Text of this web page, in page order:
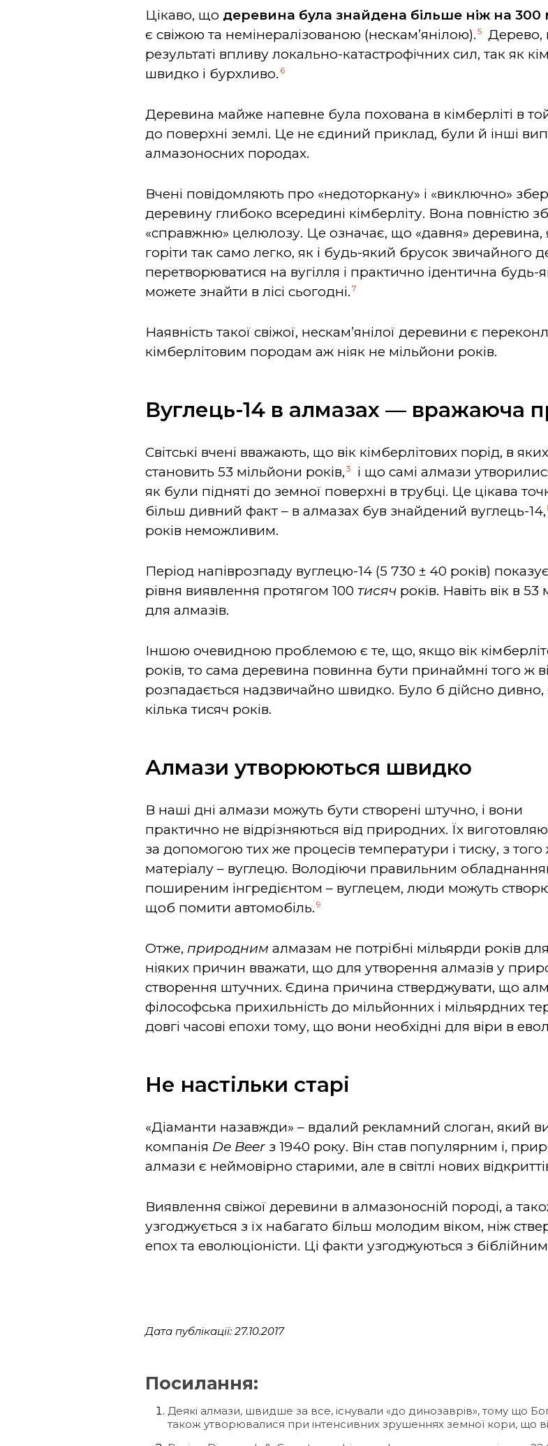
Цікаво, що деревина була знайдена більше ніж на
є свіжою та немінералізованою (нескам’янілою). 5 Дерево,
результаті впливу локально-катастрофічних сил, так як
швидко і бурхливо. 6
Деревина майже напевне була похована в кімберліті в
до поверхні землі. Це не єдиний приклад, були й інші
алмазоносних породах.
Вчені повідомляють про «недоторкану» і «виключно»
деревину глибоко всередині кімберліту. Вона повністю
«справжню» целюлозу. Це означає, що «давня» деревина,
горіти так само легко, як і будь-який брусок звичайного
перетворюватися на вугілля і практично ідентична
можете знайти в лісі сьогодні. 7
Наявність такої свіжої, нескам’янілої деревини є
кімберлітовим породам аж ніяк не мільйони років.
Вуглець-14 в алмазах — вражаюча
Світські вчені вважають, що вік кімберлітових порід, в
становить 53 мільйони років, 3
і що самі алмази
як були підняті до земної поверхні в трубці. Це цікава
більш дивний факт – в алмазах був знайдений вуглець-14,
років неможливим.
Період напіврозпаду вуглецю-14 (5 730 ± 40 років)
рівня виявлення протягом 100 тисяч років. Навіть вік в
для алмазів.
Іншою очевидною проблемою є те, що, якщо вік
років, то сама деревина повинна бути принаймні того ж
розпадається надзвичайно швидко. Було б дійсно
кілька тисяч років.
Алмази утворюються швидко
В наші дні алмази можуть бути створені штучно, і вони
практично не відрізняються від природних. Їх
за допомогою тих же процесів температури і тиску, з того
матеріалу – вуглецю. Володіючи правильним
поширеним інгредієнтом – вуглецем, люди можуть
щоб помити автомобіль. 9
Отже, природнималмазам не потрібні мільярди років
ніяких причин вважати, що для утворення алмазів у
створення штучних. Єдина причина стверджувати, що
філософська прихильність до мільйонних і мільярдних
довгі часові епохи тому, що вони необхідні для віри в
Не настільки старі
«Діаманти назавжди» – вдалий рекламний слоган, який
компанія De Beer з 1940 року. Він став популярним і,
алмази є неймовірно старими, але в світлі нових
Виявлення свіжої деревини в алмазоносній породі, а
узгоджується з їх набагато більш молодим віком, ніж
епох та еволюціоністи. Ці факти узгоджуються з
Дата публікації: 27.10.2017
Посилання:
Деякі алмази, швидше за все, існували «до динозаврів», тому що
також утворювалися при інтенсивних зрушеннях земної кори, що